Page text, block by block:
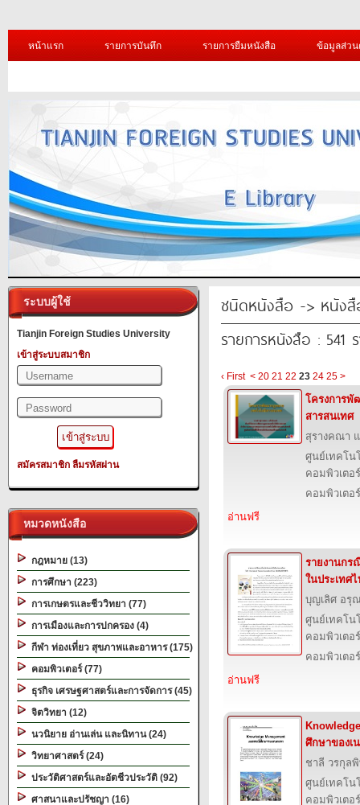
หน้าแรก รายการบันทึก รายการยืมหนังสือ ข้อมูลส่ว
ระบบผู้ใช้
Tianjin Foreign Studies University
เข้าสู่ระบบสมาชิก
สมัครสมาชิก ลืมรหัสผ่าน
หมวดหนังสือ
กฎหมาย (13)
การศึกษา (223)
การเกษตรและชีววิทยา (77)
การเมืองและการปกครอง (4)
กีฬา ท่องเที่ยว สุขภาพและอาหาร (175)
คอมพิวเตอร์ (77)
ธุรกิจ เศรษฐศาสตร์และการจัดการ (45)
จิตวิทยา (12)
นวนิยาย อ่านเล่น และนิทาน (24)
วิทยาศาสตร์ (24)
ประวัติศาสตร์และอัตชีวประวัติ (92)
ศาสนาและปรัชญา (16)
ชนิดหนังสือ -> หนังสื
รายการหนังสือ : 541
‹ First < 20 21 22 23 24 25 >
โครงการพั
สารสนเทศ
สุรางคณา
ศูนย์เทคโน
คอมพิวเตอ
คอมพิวเตอร์
อ่านฟรี
รายงานกร
ในประเทศ
บุญเลิศ อรุ
ศูนย์เทคโน
คอมพิวเตอ
คอมพิวเตอร์
อ่านฟรี
ศึกษาของเ
ชาลี วรกุล
ศูนย์เทคโน
คอมพิวเตอ